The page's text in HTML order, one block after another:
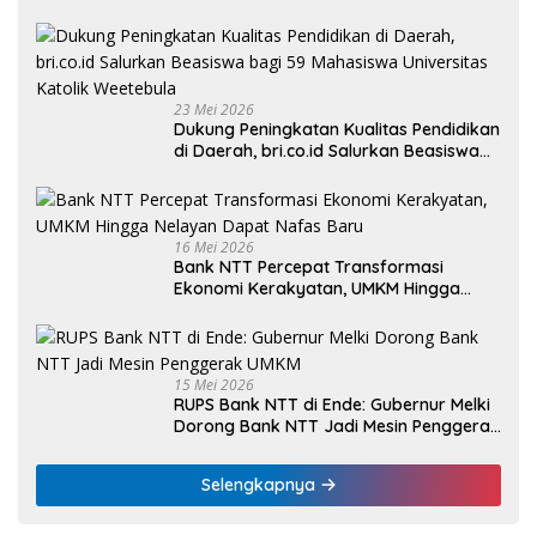
23 Mei 2026
Dukung Peningkatan Kualitas Pendidikan
di Daerah, bri.co.id Salurkan Beasiswa
Weetebula
16 Mei 2026
Bank NTT Percepat Transformasi
Ekonomi Kerakyatan, UMKM Hingga
15 Mei 2026
RUPS Bank NTT di Ende: Gubernur Melki
Dorong Bank NTT Jadi Mesin Penggerak
Selengkapnya